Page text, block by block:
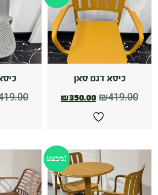
כיסא דגם סאן
₪419.00
₪350.00
מבצע!